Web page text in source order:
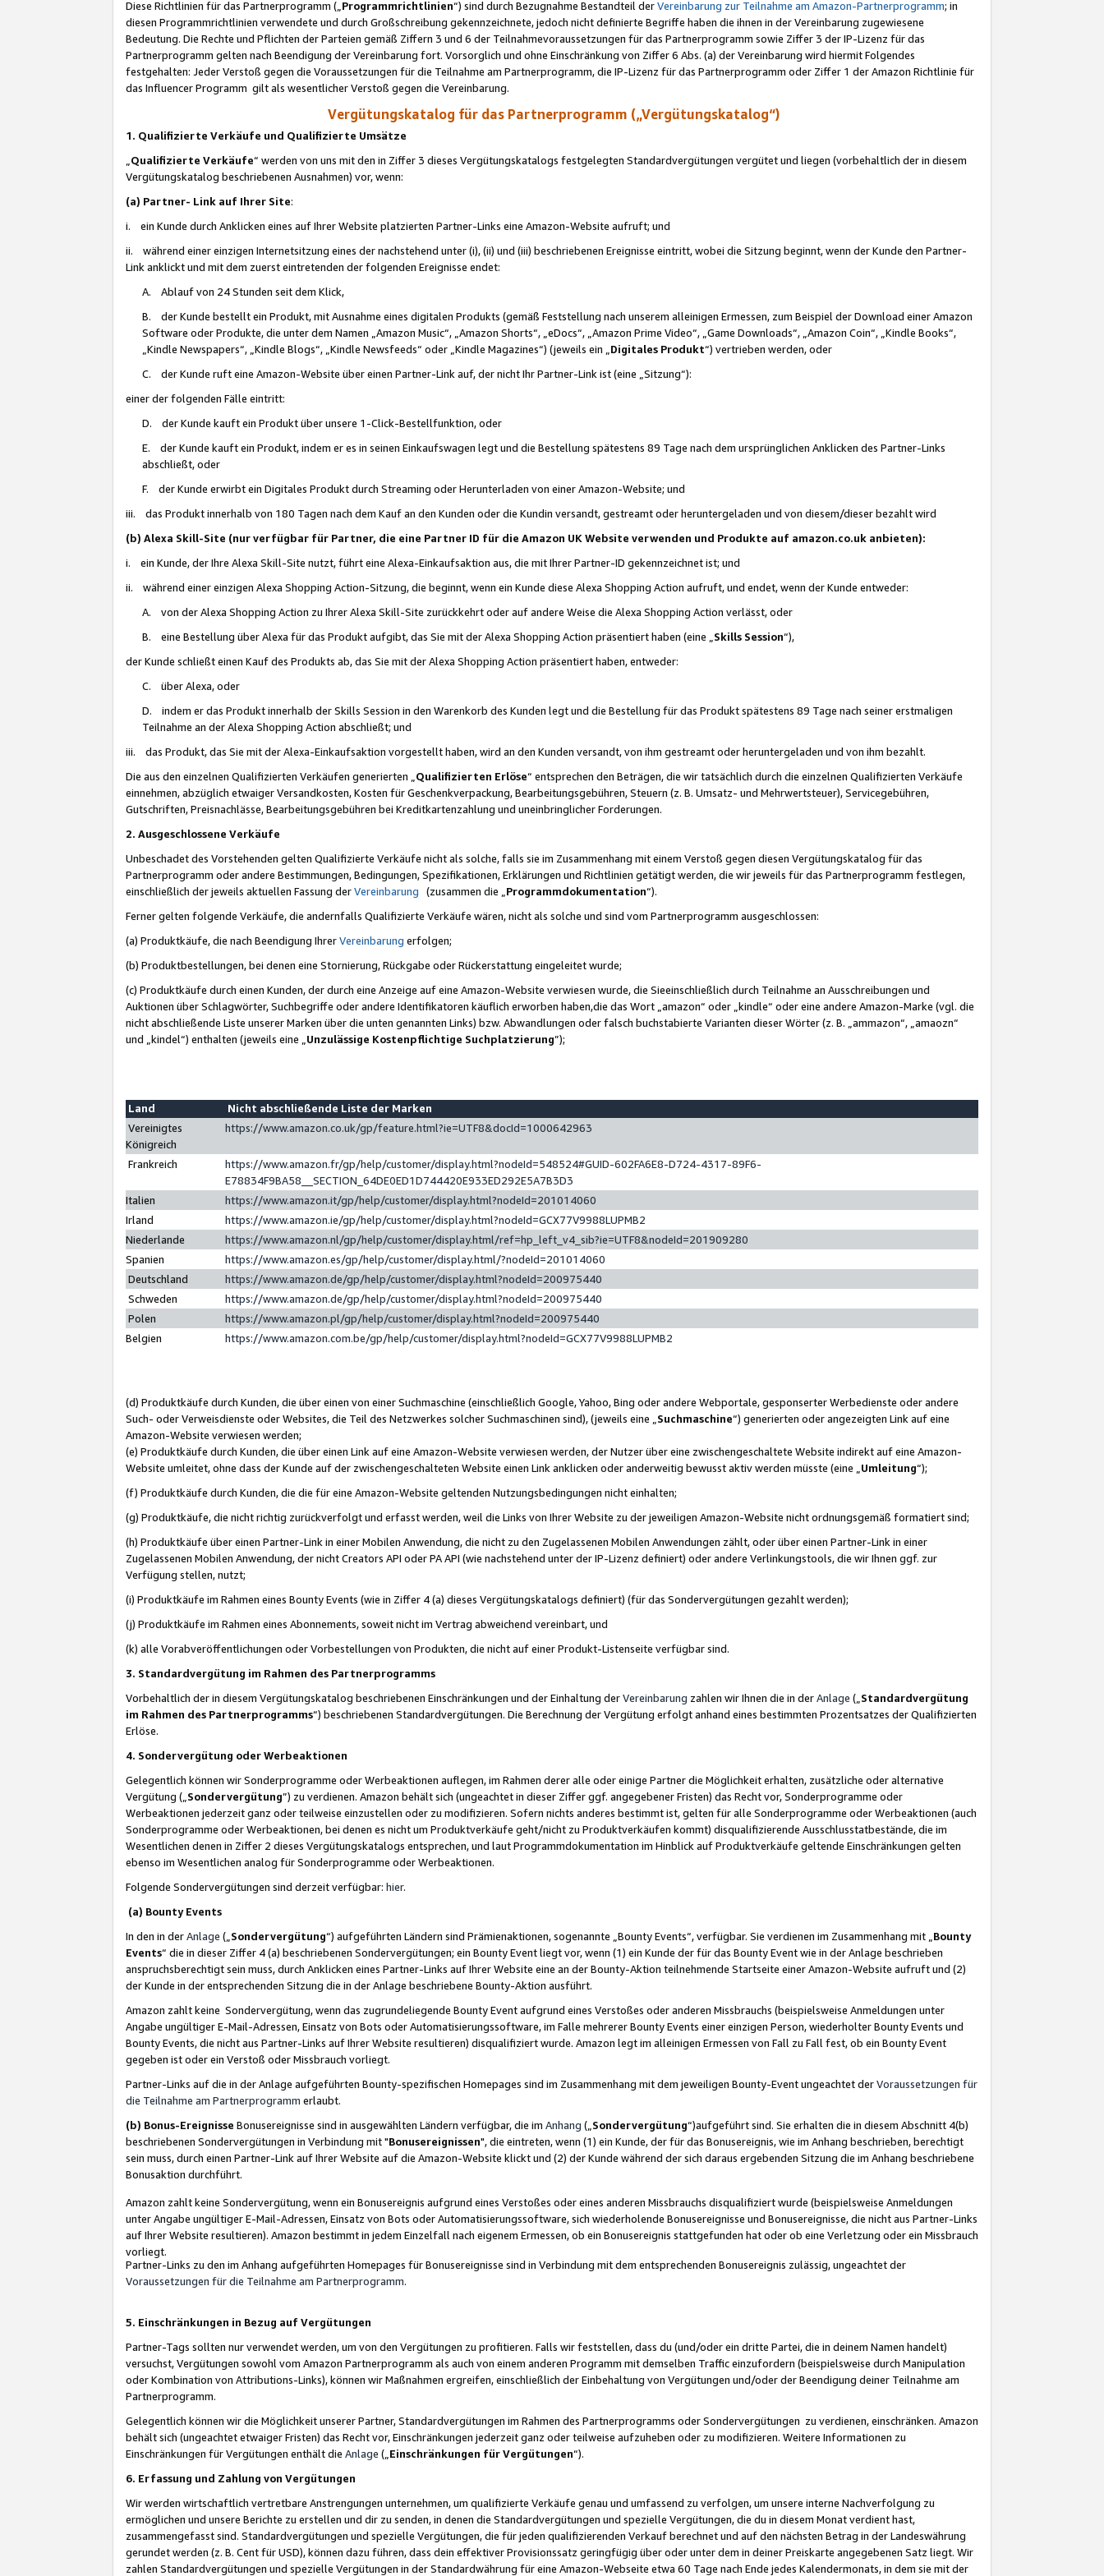
Diese Richtlinien für das Partnerprogramm („Programmrichtlinien“) sind durch Bezugnahme Bestandteil derVereinbarung zur Teilnahme am Amazon-Partnerprogramm; in
diesen Programmrichtlinien verwendete und durch Großschreibung gekennzeichnete, jedoch nicht definierte Begriffe haben die ihnen in der Vereinbarung zugewiesene
Bedeutung. Die Rechte und Pflichten der Parteien gemäß Ziffern 3 und 6 der Teilnahmevoraussetzungen für das Partnerprogramm sowie Ziffer 3 der IP-Lizenz für das
Partnerprogramm gelten nach Beendigung der Vereinbarung fort. Vorsorglich und ohne Einschränkung von Ziffer 6 Abs. (a) der Vereinbarung wird hiermit Folgendes
festgehalten: Jeder Verstoß gegen die Voraussetzungen für die Teilnahme am Partnerprogramm, die IP-Lizenz für das Partnerprogramm oder Ziffer 1 der Amazon Richtlinie für
das Influencer Programm gilt als wesentlicher Verstoß gegen die Vereinbarung.
Vergütungskatalog für das Partnerprogramm („Vergütungskatalog“)
1. Qualifizierte Verkäufe und Qualifizierte Umsätze
Qualifizierte Verkäufe“ werden von uns mit den in Ziffer 3 dieses Vergütungskatalogs festgelegten Standardvergütungen vergütet und liegen (vorbehaltlich der in diesem
Vergütungskatalog beschriebenen Ausnahmen) vor, wenn:
(a) Partner- Link auf Ihrer Site:
i. ein Kunde durch Anklicken eines auf Ihrer Website platzierten Partner-Links eine Amazon-Website aufruft; und
ii. während einer einzigen Internetsitzung eines der nachstehend unter (i), (ii) und (iii) beschriebenen Ereignisse eintritt, wobei die Sitzung beginnt, wenn der Kunde den Partner-
Link anklickt und mit dem zuerst eintretenden der folgenden Ereignisse endet:
A. Ablauf von 24 Stunden seit dem Klick,
B. der Kunde bestellt ein Produkt, mit Ausnahme eines digitalen Produkts (gemäß Feststellung nach unserem alleinigen Ermessen, zum Beispiel der Download einer Amazon
Software oder Produkte, die unter dem Namen „Amazon Music“, „Amazon Shorts“, „eDocs“, „Amazon Prime Video“, „Game Downloads“, „Amazon Coin“, „Kindle Books“,
„Kindle Newspapers“, „Kindle Blogs“, „Kindle Newsfeeds“ oder „Kindle Magazines“) (jeweils ein „ Digitales Produkt“) vertrieben werden, oder
C. der Kunde ruft eine Amazon-Website über einen Partner-Link auf, der nicht Ihr Partner-Link ist (eine „Sitzung“):
einer der folgenden Fälle eintritt:
D. der Kunde kauft ein Produkt über unsere 1-Click-Bestellfunktion, oder
E. der Kunde kauft ein Produkt, indem er es in seinen Einkaufswagen legt und die Bestellung spätestens 89 Tage nach dem ursprünglichen Anklicken des Partner-Links
abschließt, oder
F. der Kunde erwirbt ein Digitales Produkt durch Streaming oder Herunterladen von einer Amazon-Website; und
iii. das Produkt innerhalb von 180 Tagen nach dem Kauf an den Kunden oder die Kundin versandt, gestreamt oder heruntergeladen und von diesem/dieser bezahlt wird
(b) Alexa Skill-Site (nur verfügbar für Partner, die eine Partner ID für die Amazon UK Website verwenden und Produkte auf amazon.co.uk anbieten):
i. ein Kunde, der Ihre Alexa Skill-Site nutzt, führt eine Alexa-Einkaufsaktion aus, die mit Ihrer Partner-ID gekennzeichnet ist; und
ii. während einer einzigen Alexa Shopping Action-Sitzung, die beginnt, wenn ein Kunde diese Alexa Shopping Action aufruft, und endet, wenn der Kunde entweder:
A. von der Alexa Shopping Action zu Ihrer Alexa Skill-Site zurückkehrt oder auf andere Weise die Alexa Shopping Action verlässt, oder
B. eine Bestellung über Alexa für das Produkt aufgibt, das Sie mit der Alexa Shopping Action präsentiert haben (eine „ Skills Session“),
der Kunde schließt einen Kauf des Produkts ab, das Sie mit der Alexa Shopping Action präsentiert haben, entweder:
C. über Alexa, oder
D. indem er das Produkt innerhalb der Skills Session in den Warenkorb des Kunden legt und die Bestellung für das Produkt spätestens 89 Tage nach seiner erstmaligen
Teilnahme an der Alexa Shopping Action abschließt; und
iii. das Produkt, das Sie mit der Alexa-Einkaufsaktion vorgestellt haben, wird an den Kunden versandt, von ihm gestreamt oder heruntergeladen und von ihm bezahlt.
Die aus den einzelnen Qualifizierten Verkäufen generierten „ Qualifizierten Erlöse“ entsprechen den Beträgen, die wir tatsächlich durch die einzelnen Qualifizierten Verkäufe
einnehmen, abzüglich etwaiger Versandkosten, Kosten für Geschenkverpackung, Bearbeitungsgebühren, Steuern (z. B. Umsatz- und Mehrwertsteuer), Servicegebühren,
Gutschriften, Preisnachlässe, Bearbeitungsgebühren bei Kreditkartenzahlung und uneinbringlicher Forderungen.
2. Ausgeschlossene Verkäufe
Unbeschadet des Vorstehenden gelten Qualifizierte Verkäufe nicht als solche, falls sie im Zusammenhang mit einem Verstoß gegen diesen Vergütungskatalog für das
Partnerprogramm oder andere Bestimmungen, Bedingungen, Spezifikationen, Erklärungen und Richtlinien getätigt werden, die wir jeweils für das Partnerprogramm festlegen,
einschließlich der jeweils aktuellen Fassung derVereinbarung (zusammen die „ Programmdokumentation“).
Ferner gelten folgende Verkäufe, die andernfalls Qualifizierte Verkäufe wären, nicht als solche und sind vom Partnerprogramm ausgeschlossen:
(a) Produktkäufe, die nach Beendigung IhrerVereinbarung erfolgen;
(b) Produktbestellungen, bei denen eine Stornierung, Rückgabe oder Rückerstattung eingeleitet wurde;
(c) Produktkäufe durch einen Kunden, der durch eine Anzeige auf eine Amazon-Website verwiesen wurde, die Sieeinschließlich durch Teilnahme an Ausschreibungen und
Auktionen über Schlagwörter, Suchbegriffe oder andere Identifikatoren käuflich erworben haben,die das Wort „amazon“ oder „kindle“ oder eine andere Amazon-Marke (vgl. die
nicht abschließende Liste unserer Marken über die unten genannten Links) bzw. Abwandlungen oder falsch buchstabierte Varianten dieser Wörter (z. B. „ammazon“, „amaozn“
und „kindel“) enthalten (jeweils eine „ Unzulässige Kostenpflichtige Suchplatzierung”);
Land
Nicht abschließende Liste der Marken
Vereinigtes
Königreich
https://www.amazon.co.uk/gp/feature.html?ie=UTF8&docId=1000642963
Frankreich
https://www.amazon.fr/gp/help/customer/display.html?nodeId=548524#GUID-602FA6E8-D724-4317-89F6-
E78834F9BA58__SECTION_64DE0ED1D744420E933ED292E5A7B3D3
Italien
https://www.amazon.it/gp/help/customer/display.html?nodeId=201014060
Irland
https://www.amazon.ie/gp/help/customer/display.html?nodeId=GCX77V9988LUPMB2
Niederlande
https://www.amazon.nl/gp/help/customer/display.html/ref=hp_left_v4_sib?ie=UTF8&nodeId=201909280
Spanien
https://www.amazon.es/gp/help/customer/display.html/?nodeId=201014060
Deutschland
https://www.amazon.de/gp/help/customer/display.html?nodeId=200975440
Schweden
https://www.amazon.de/gp/help/customer/display.html?nodeId=200975440
Polen
https://www.amazon.pl/gp/help/customer/display.html?nodeId=200975440
Belgien
https://www.amazon.com.be/gp/help/customer/display.html?nodeId=GCX77V9988LUPMB2
(d) Produktkäufe durch Kunden, die über einen von einer Suchmaschine (einschließlich Google, Yahoo, Bing oder andere Webportale, gesponserter Werbedienste oder andere
Such- oder Verweisdienste oder Websites, die Teil des Netzwerkes solcher Suchmaschinen sind), (jeweils eine „ Suchmaschine“) generierten oder angezeigten Link auf eine
Amazon-Website verwiesen werden;
(e) Produktkäufe durch Kunden, die über einen Link auf eine Amazon-Website verwiesen werden, der Nutzer über eine zwischengeschaltete Website indirekt auf eine Amazon-
Website umleitet, ohne dass der Kunde auf der zwischengeschalteten Website einen Link anklicken oder anderweitig bewusst aktiv werden müsste (eine „ Umleitung“);
(f) Produktkäufe durch Kunden, die die für eine Amazon-Website geltenden Nutzungsbedingungen nicht einhalten;
(g) Produktkäufe, die nicht richtig zurückverfolgt und erfasst werden, weil die Links von Ihrer Website zu der jeweiligen Amazon-Website nicht ordnungsgemäß formatiert sind;
(h) Produktkäufe über einen Partner-Link in einer Mobilen Anwendung, die nicht zu den Zugelassenen Mobilen Anwendungen zählt, oder über einen Partner-Link in einer
Zugelassenen Mobilen Anwendung, der nicht Creators API oder PA API (wie nachstehend unter der IP-Lizenz definiert) oder andere Verlinkungstools, die wir Ihnen ggf. zur
Verfügung stellen, nutzt;
(i) Produktkäufe im Rahmen eines Bounty Events (wie in Ziffer 4 (a) dieses Vergütungskatalogs definiert) (für das Sondervergütungen gezahlt werden);
(j) Produktkäufe im Rahmen eines Abonnements, soweit nicht im Vertrag abweichend vereinbart, und
(k) alle Vorabveröffentlichungen oder Vorbestellungen von Produkten, die nicht auf einer Produkt-Listenseite verfügbar sind.
3. Standardvergütung im Rahmen des Partnerprogramms
Vorbehaltlich der in diesem Vergütungskatalog beschriebenen Einschränkungen und der Einhaltung derVereinbarung zahlen wir Ihnen die in derAnlage („ Standardvergütung
im Rahmen des Partnerprogramms“) beschriebenen Standardvergütungen. Die Berechnung der Vergütung erfolgt anhand eines bestimmten Prozentsatzes der Qualifizierten
Erlöse.
4. Sondervergütung oder Werbeaktionen
Gelegentlich können wir Sonderprogramme oder Werbeaktionen auflegen, im Rahmen derer alle oder einige Partner die Möglichkeit erhalten, zusätzliche oder alternative
Vergütung („ Sondervergütung”) zu verdienen. Amazon behält sich (ungeachtet in dieser Ziffer ggf. angegebener Fristen) das Recht vor, Sonderprogramme oder
Werbeaktionen jederzeit ganz oder teilweise einzustellen oder zu modifizieren. Sofern nichts anderes bestimmt ist, gelten für alle Sonderprogramme oder Werbeaktionen (auch
Sonderprogramme oder Werbeaktionen, bei denen es nicht um Produktverkäufe geht/nicht zu Produktverkäufen kommt) disqualifizierende Ausschlusstatbestände, die im
Wesentlichen denen in Ziffer 2 dieses Vergütungskatalogs entsprechen, und laut Programmdokumentation im Hinblick auf Produktverkäufe geltende Einschränkungen gelten
ebenso im Wesentlichen analog für Sonderprogramme oder Werbeaktionen.
Folgende Sondervergütungen sind derzeit verfügbar: hier.
(a) Bounty Events
In den in derAnlage („ Sondervergütung“) aufgeführten Ländern sind Prämienaktionen, sogenannte „Bounty Events“, verfügbar. Sie verdienen im Zusammenhang mit „ Bounty
Events“ die in dieser Ziffer 4 (a) beschriebenen Sondervergütungen; ein Bounty Event liegt vor, wenn (1) ein Kunde der für das Bounty Event wie in der Anlage beschrieben
anspruchsberechtigt sein muss, durch Anklicken eines Partner-Links auf Ihrer Website eine an der Bounty-Aktion teilnehmende Startseite einer Amazon-Website aufruft und (2)
der Kunde in der entsprechenden Sitzung die in der Anlage beschriebene Bounty-Aktion ausführt.
Amazon zahlt keine Sondervergütung, wenn das zugrundeliegende Bounty Event aufgrund eines Verstoßes oder anderen Missbrauchs (beispielsweise Anmeldungen unter
Angabe ungültiger E-Mail-Adressen, Einsatz von Bots oder Automatisierungssoftware, im Falle mehrerer Bounty Events einer einzigen Person, wiederholter Bounty Events und
Bounty Events, die nicht aus Partner-Links auf Ihrer Website resultieren) disqualifiziert wurde. Amazon legt im alleinigen Ermessen von Fall zu Fall fest, ob ein Bounty Event
gegeben ist oder ein Verstoß oder Missbrauch vorliegt.
Partner-Links auf die in der Anlage aufgeführten Bounty-spezifischen Homepages sind im Zusammenhang mit dem jeweiligen Bounty-Event ungeachtet derVoraussetzungen für
die Teilnahme am Partnerprogramm erlaubt.
(b) Bonus-Ereignisse Bonusereignisse sind in ausgewählten Ländern verfügbar, die im Anhang („ Sondervergütung“)aufgeführt sind. Sie erhalten die in diesem Abschnitt 4(b)
beschriebenen Sondervergütungen in Verbindung mit "Bonusereignissen", die eintreten, wenn (1) ein Kunde, der für das Bonusereignis, wie im Anhang beschrieben, berechtigt
sein muss, durch einen Partner-Link auf Ihrer Website auf die Amazon-Website klickt und (2) der Kunde während der sich daraus ergebenden Sitzung die im Anhang beschriebene
Bonusaktion durchführt.
Amazon zahlt keine Sondervergütung, wenn ein Bonusereignis aufgrund eines Verstoßes oder eines anderen Missbrauchs disqualifiziert wurde (beispielsweise Anmeldungen
unter Angabe ungültiger E-Mail-Adressen, Einsatz von Bots oder Automatisierungssoftware, sich wiederholende Bonusereignisse und Bonusereignisse, die nicht aus Partner-Links
auf Ihrer Website resultieren). Amazon bestimmt in jedem Einzelfall nach eigenem Ermessen, ob ein Bonusereignis stattgefunden hat oder ob eine Verletzung oder ein Missbrauch
vorliegt.
Partner-Links zu den im Anhang aufgeführten Homepages für Bonusereignisse sind in Verbindung mit dem entsprechenden Bonusereignis zulässig, ungeachtet der
Voraussetzungen für die Teilnahme am Partnerprogramm.
5. Einschränkungen in Bezug auf Vergütungen
Partner-Tags sollten nur verwendet werden, um von den Vergütungen zu profitieren. Falls wir feststellen, dass du (und/oder ein dritte Partei, die in deinem Namen handelt)
versuchst, Vergütungen sowohl vom Amazon Partnerprogramm als auch von einem anderen Programm mit demselben Traffic einzufordern (beispielsweise durch Manipulation
oder Kombination von Attributions-Links), können wir Maßnahmen ergreifen, einschließlich der Einbehaltung von Vergütungen und/oder der Beendigung deiner Teilnahme am
Partnerprogramm.
Gelegentlich können wir die Möglichkeit unserer Partner, Standardvergütungen im Rahmen des Partnerprogramms oder Sondervergütungen zu verdienen, einschränken. Amazon
behält sich (ungeachtet etwaiger Fristen) das Recht vor, Einschränkungen jederzeit ganz oder teilweise aufzuheben oder zu modifizieren. Weitere Informationen zu
Einschränkungen für Vergütungen enthält die Anlage („ Einschränkungen für Vergütungen“).
6. Erfassung und Zahlung von Vergütungen
Wir werden wirtschaftlich vertretbare Anstrengungen unternehmen, um qualifizierte Verkäufe genau und umfassend zu verfolgen, um unsere interne Nachverfolgung zu
ermöglichen und unsere Berichte zu erstellen und dir zu senden, in denen die Standardvergütungen und spezielle Vergütungen, die du in diesem Monat verdient hast,
zusammengefasst sind. Standardvergütungen und spezielle Vergütungen, die für jeden qualifizierenden Verkauf berechnet und auf den nächsten Betrag in der Landeswährung
gerundet werden (z. B. Cent für USD), können dazu führen, dass dein effektiver Provisionssatz geringfügig über oder unter dem in deiner Preiskarte angegebenen Satz liegt. Wir
zahlen Standardvergütungen und spezielle Vergütungen in der Standardwährung für eine Amazon-Webseite etwa 60 Tage nach Ende jedes Kalendermonats, in dem sie mit der